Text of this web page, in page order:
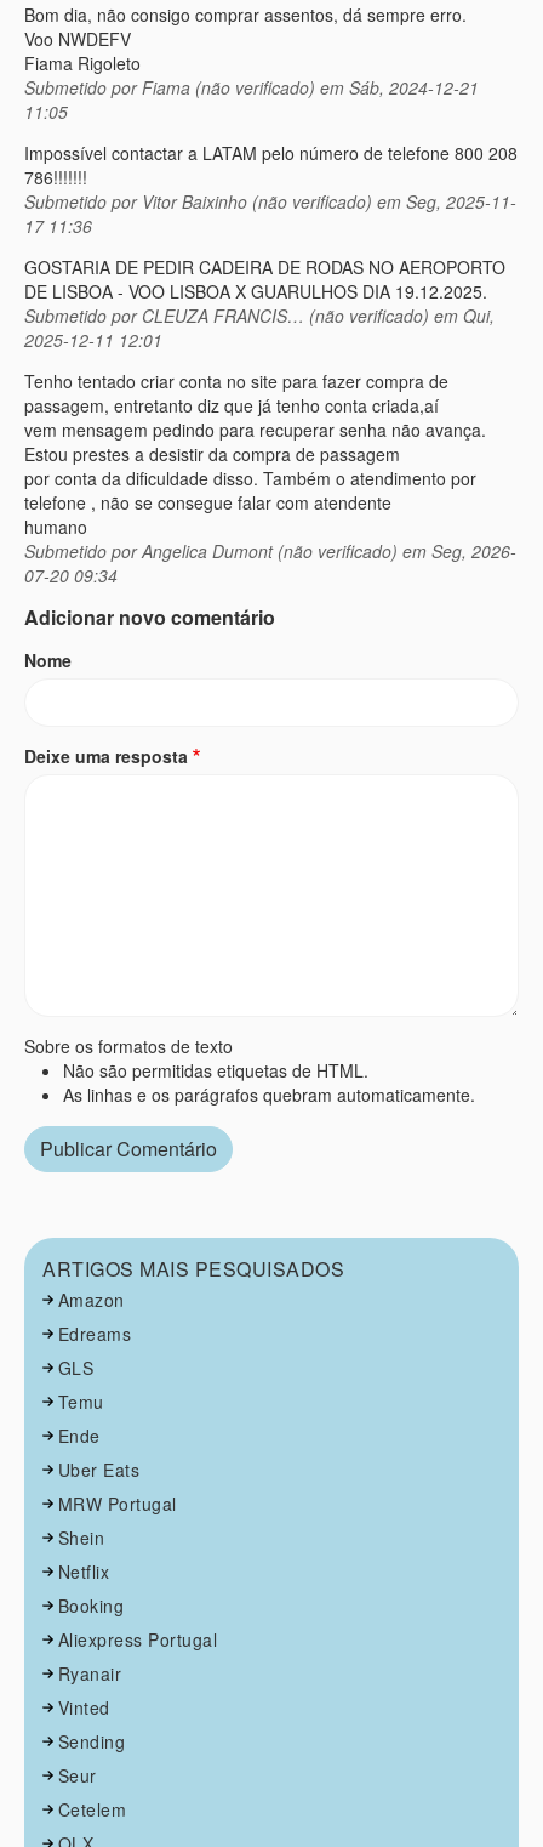
Bom dia, não consigo comprar assentos, dá sempre erro.
Voo NWDEFV
Fiama Rigoleto
Submetido porFiama (não verificado) em Sáb, 2024-12-21
11:05
Impossível contactar a LATAM pelo número de telefone 800 208
786!!!!!!!
Submetido por Vitor Baixinho (não verificado) em Seg, 2025-11-
17 11:36
GOSTARIA DE PEDIR CADEIRA DE RODAS NO AEROPORTO
DE LISBOA - VOO LISBOA X GUARULHOS DIA 19.12.2025.
Submetido por CLEUZA FRANCIS… (não verificado) em Qui,
2025-12-11 12:01
Tenho tentado criar conta no site para fazer compra de
passagem, entretanto diz que já tenho conta criada,aí
vem mensagem pedindo para recuperar senha não avança.
Estou prestes a desistir da compra de passagem
por conta da dificuldade disso. Também o atendimento por
telefone , não se consegue falar com atendente
humano
Submetido porAngelica Dumont (não verificado) em Seg, 2026-
07-20 09:34
Adicionar novo comentário
Nome
Deixe uma resposta
Sobre os formatos de texto
Não são permitidas etiquetas de HTML.
As linhas e os parágrafos quebram automaticamente.
ARTIGOS MAIS PESQUISADOS
Amazon
Edreams
GLS
Temu
Ende
Uber Eats
MRW Portugal
Shein
Netflix
Booking
Aliexpress Portugal
Ryanair
Vinted
Sending
Seur
Cetelem